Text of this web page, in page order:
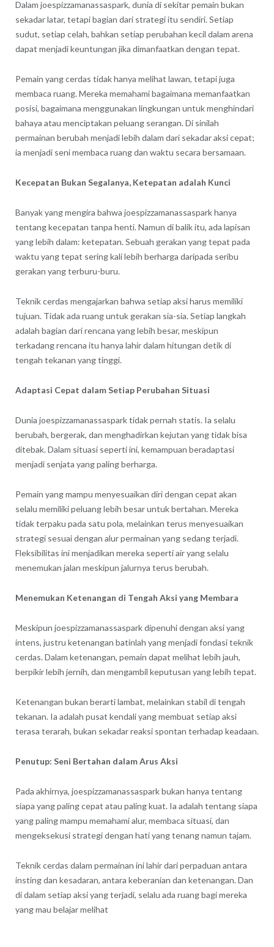
Dalam joespizzamanassaspark, dunia di sekitar pemain bukan
sekadar latar, tetapi bagian dari strategi itu sendiri. Setiap
sudut, setiap celah, bahkan setiap perubahan kecil dalam arena
dapat menjadi keuntungan jika dimanfaatkan dengan tepat.
Pemain yang cerdas tidak hanya melihat lawan, tetapi juga
membaca ruang. Mereka memahami bagaimana memanfaatkan
posisi, bagaimana menggunakan lingkungan untuk menghindari
bahaya atau menciptakan peluang serangan. Di sinilah
permainan berubah menjadi lebih dalam dari sekadar aksi cepat;
ia menjadi seni membaca ruang dan waktu secara bersamaan.
Kecepatan Bukan Segalanya, Ketepatan adalah Kunci
Banyak yang mengira bahwa joespizzamanassasparkhanya
tentang kecepatan tanpa henti. Namun di balik itu, ada lapisan
yang lebih dalam: ketepatan. Sebuah gerakan yang tepat pada
waktu yang tepat sering kali lebih berharga daripada seribu
gerakan yang terburu-buru.
Teknik cerdas mengajarkan bahwa setiap aksi harus memiliki
tujuan. Tidak ada ruang untuk gerakan sia-sia. Setiap langkah
adalah bagian dari rencana yang lebih besar, meskipun
terkadang rencana itu hanya lahir dalam hitungan detik di
tengah tekanan yang tinggi.
Adaptasi Cepat dalam Setiap Perubahan Situasi
Dunia joespizzamanassasparktidak pernah statis. Ia selalu
berubah, bergerak, dan menghadirkan kejutan yang tidak bisa
ditebak. Dalam situasi seperti ini, kemampuan beradaptasi
menjadi senjata yang paling berharga.
Pemain yang mampu menyesuaikan diri dengan cepat akan
selalu memiliki peluang lebih besar untuk bertahan. Mereka
tidak terpaku pada satu pola, melainkan terus menyesuaikan
strategi sesuai dengan alur permainan yang sedang terjadi.
Fleksibilitas ini menjadikan mereka seperti air yang selalu
menemukan jalan meskipun jalurnya terus berubah.
Menemukan Ketenangan di Tengah Aksi yang Membara
Meskipun joespizzamanassasparkdipenuhi dengan aksi yang
intens, justru ketenangan batinlah yang menjadi fondasi teknik
cerdas. Dalam ketenangan, pemain dapat melihat lebih jauh,
berpikir lebih jernih, dan mengambil keputusan yang lebih tepat.
Ketenangan bukan berarti lambat, melainkan stabil di tengah
tekanan. Ia adalah pusat kendali yang membuat setiap aksi
terasa terarah, bukan sekadar reaksi spontan terhadap keadaan.
Penutup: Seni Bertahan dalam Arus Aksi
Pada akhirnya, joespizzamanassasparkbukan hanya tentang
siapa yang paling cepat atau paling kuat. Ia adalah tentang siapa
yang paling mampu memahami alur, membaca situasi, dan
mengeksekusi strategi dengan hati yang tenang namun tajam.
Teknik cerdas dalam permainan ini lahir dari perpaduan antara
insting dan kesadaran, antara keberanian dan ketenangan. Dan
di dalam setiap aksi yang terjadi, selalu ada ruang bagi mereka
yang mau belajar melihat